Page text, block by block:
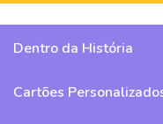
Dentro da História
Cartões